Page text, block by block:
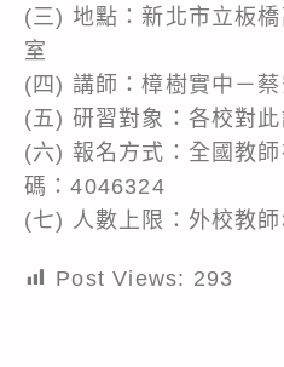
(三) 地點：新北市立板
室
(四) 講師：樟樹實中－
(五) 研習對象：各校對
(六) 報名方式：全國教
碼：4046324
(七) 人數上限：外校教師
Post Views: 293